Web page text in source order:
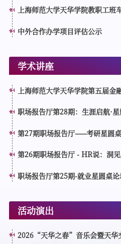
上海师范大学天华学院教职工班
中外合作办学项目评估公示
学术讲座
上海师范大学天华学院第五届金
职场报告厅第28期：生涯启航·
第27期职场报告厅——考研星圆桌论坛 上岸可期，学
第26期职场报告厅 - HR说：洞
职场报告厅第25期-就业星圆桌
活动演出
2026“天华之春”音乐会暨天华